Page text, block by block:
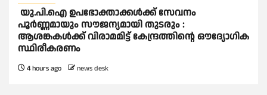
യു.പി.ഐ ഉപഭോക്താക്കള്‍ക്ക് സേവനം
പൂര്‍ണ്ണമായും സൗജന്യമായി തുടരും :
ആശങ്കകള്‍ക്ക് വിരാമമിട്ട് കേന്ദ്രത്തിന്റെ ഔദ്യോഗിക
സ്ഥിരീകരണം
4 hours ago news desk